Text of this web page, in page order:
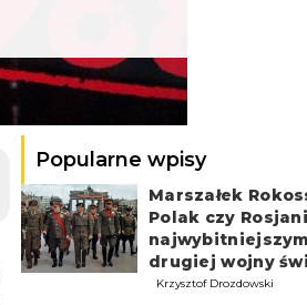
Popularne wpisy
Marszałek
Polak czy
drugiej wojny
Krzysztof Drozdowski